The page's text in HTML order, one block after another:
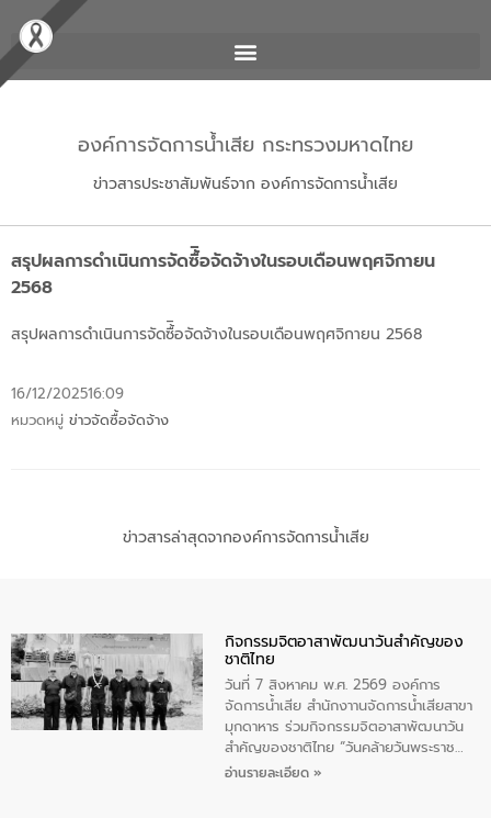
องค์การจัดการน้ำเสีย กระทรวงมหาดไทย
ข่าวสารประชาสัมพันธ์จาก องค์การจัดการน้ำเสีย
สรุปผลการดำเนินการจัดซื้ิอจัดจ้างในรอบเดือนพฤศจิกายน
2568
สรุปผลการดำเนินการจัดซื้ิอจัดจ้างในรอบเดือนพฤศจิกายน 2568
16/12/202516:09
หมวดหมู่ ข่าวจัดซื้อจัดจ้าง
ข่าวสารล่าสุดจากองค์การจัดการน้ำเสีย
กิจกรรมจิตอาสาพัฒนาวันสําคัญของ
ชาติไทย
วันที่ 7 สิงหาคม พ.ศ. 2569 องค์การ
จัดการน้ำเสีย สำนักงาานจัดการน้ำเสียสาขา
มุกดาหาร ร่วมกิจกรรมจิตอาสาพัฒนาวัน
สําคัญของชาติไทย “วันคล้ายวันพระราช
สมภพ สมเด็จพระนางเจ้าสิริกิติ์พระบรม
อ่านรายละเอียด »